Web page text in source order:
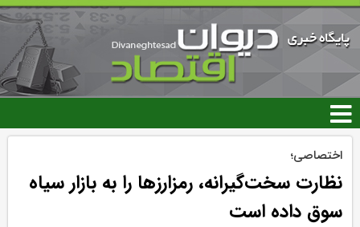
رفتن
محتوای
اصلی
اختصاصی؛
نظارت سخت‌گیرانه، رمزارزها را به بازار سیاه
سوق داده است